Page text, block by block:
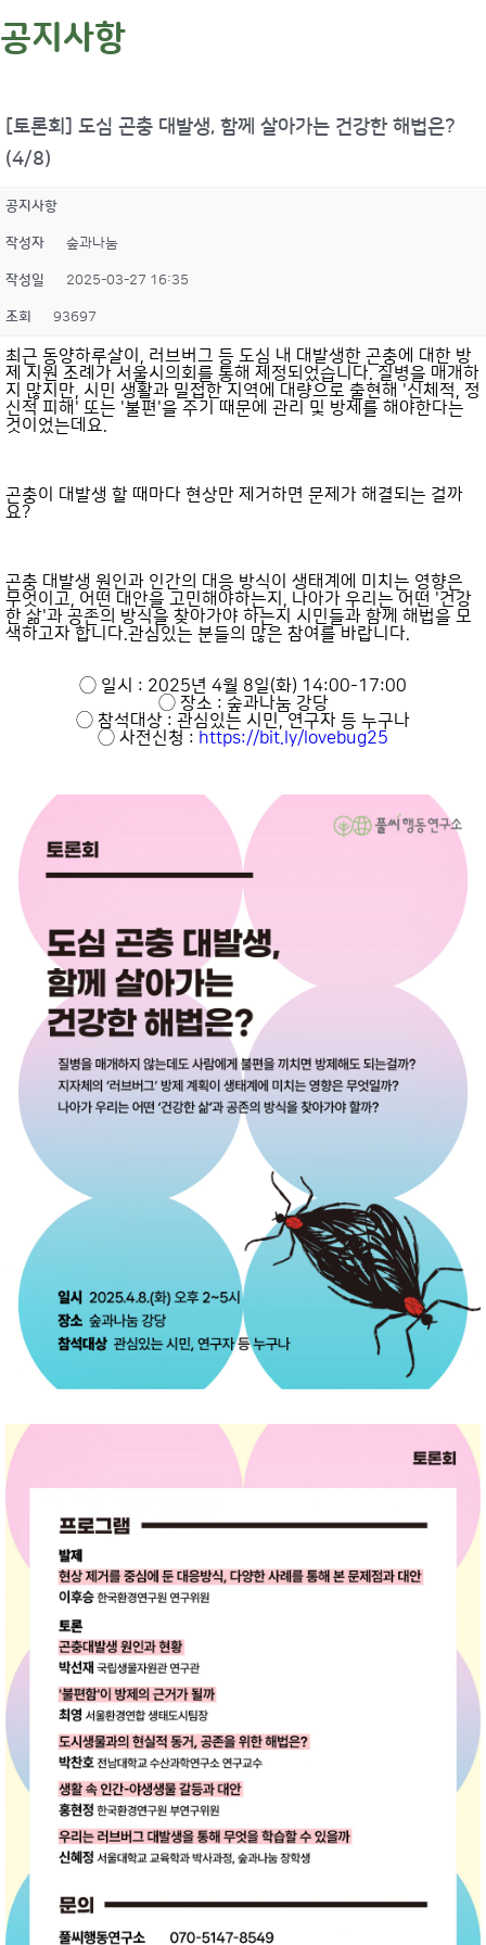
공지사항
[토론회] 도심 곤충 대발생, 함께 살아가는 건강한 해법은?
(4/8)
공지사항
작성자 숲과나눔
작성일 2025-03-27 16:35
조회 93697
최근 동양하루살이, 러브버그 등 도심 내 대발생한 곤충에 대한 방
제 지원 조례가 서울시의회를 통해 제정되었습니다. 질병을 매개하
지 많지만, 시민 생활과 밀접한 지역에 대량으로 출현해 '신체적, 정
신적 피해' 또는 '불편'을 주기 때문에 관리 및 방제를 해야한다는
것이었는데요.
곤충이 대발생 할 때마다 현상만 제거하면 문제가 해결되는 걸까
요?
곤충 대발생 원인과 인간의 대응 방식이 생태계에 미치는 영향은
무엇이고, 어떤 대안을 고민해야하는지, 나아가 우리는 어떤 '건강
한 삶'과 공존의 방식을 찾아가야 하는지 시민들과 함께 해법을 모
색하고자 합니다.관심있는 분들의 많은 참여를 바랍니다.
◯ 일시 : 2025년 4월 8일(화) 14:00-17:00
◯ 장소 : 숲과나눔 강당
◯ 참석대상 : 관심있는 시민, 연구자 등 누구나
◯ 사전신청 : https://bit.ly/lovebug25